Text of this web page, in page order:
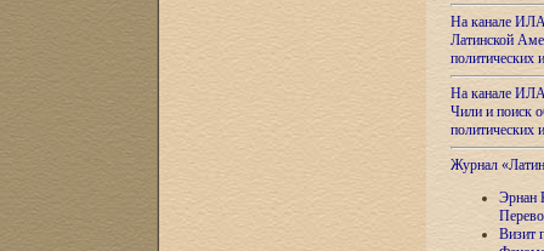
На канале
Латинской
На канале
Чили и поиск
Журнал
Эрнан
Визит